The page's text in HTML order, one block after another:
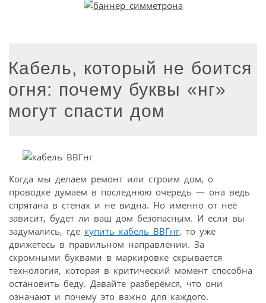
Кабель, который не боится
огня: почему буквы «нг»
могут спасти дом
Когда мы делаем ремонт или строим дом, о
проводке думаем в последнюю очередь — она ведь
спрятана в стенах и не видна. Но именно от неё
зависит, будет ли ваш дом безопасным. И если вы
задумались, где купить кабель ВВГнг, то уже
движетесь в правильном направлении. За
скромными буквами в маркировке скрывается
технология, которая в критический момент способна
остановить беду. Давайте разберёмся, что они
означают и почему это важно для каждого.